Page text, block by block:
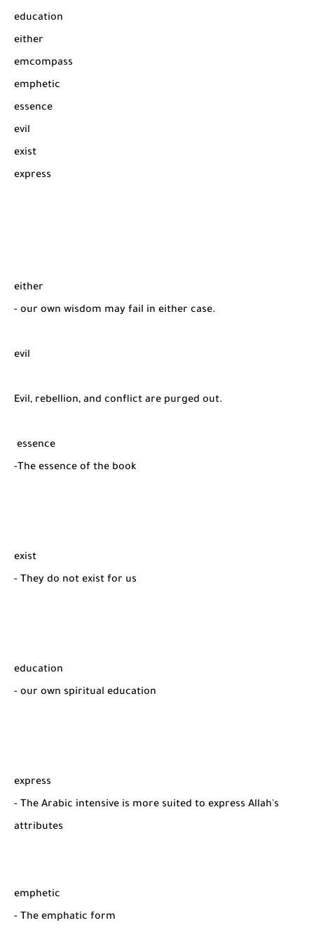
education
either
emcompass
emphetic
essence
evil
exist
express
either
- our own wisdom may fail in either case.
evil
Evil, rebellion, and conflict are purged out.
essence
-The essence of the book
exist
- They do not exist for us
education
- our own spiritual education
express
- The Arabic intensive is more suited to express Allah's
attributes
emphetic
- The emphatic form